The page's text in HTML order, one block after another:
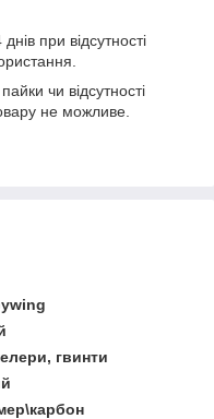
при відсутності
чи відсутності
не можливе.
гвинти